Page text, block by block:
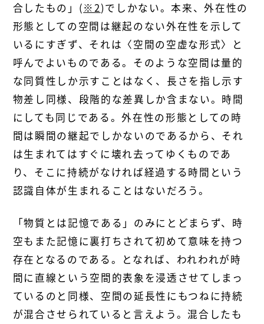
合したもの」(※2)でしかない。本来、外在性の
形態としての空間は継起のない外在性を示して
いるにすぎず、それは〈空間の空虚な形式〉と
呼んでよいものである。そのような空間は量的
な同質性しか示すことはなく、長さを指し示す
物差し同様、段階的な差異しか含まない。時間
にしても同じである。外在性の形態としての時
間は瞬間の継起でしかないのであるから、それ
は生まれてはすぐに壊れ去ってゆくものであ
り、そこに持続がなければ経過する時間という
認識自体が生まれることはないだろう。
「物質とは記憶である」のみにとどまらず、時
空もまた記憶に裏打ちされて初めて意味を持つ
存在となるのである。となれば、われわれが時
間に直線という空間的表象を浸透させてしまっ
ているのと同様、空間の延長性にもつねに持続
が混合させられていると言えよう。混合したも